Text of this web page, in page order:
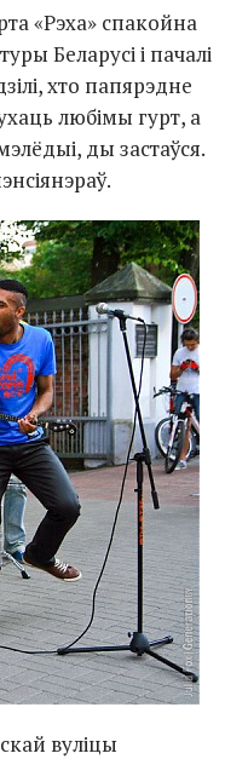
«Рэха» спакойна
Беларусі і пачалі
хто папярэдне
любімы гурт, а
ды застаўся.
вуліцы